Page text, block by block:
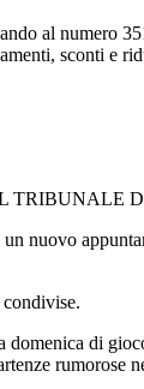
al numero
sconti e
TRIBUNALE
nuovo
di
rumorose